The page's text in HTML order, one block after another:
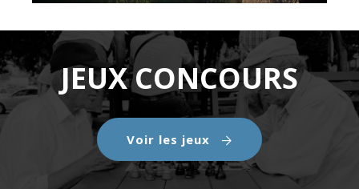
JEUX CONCOURS
Voir les jeux